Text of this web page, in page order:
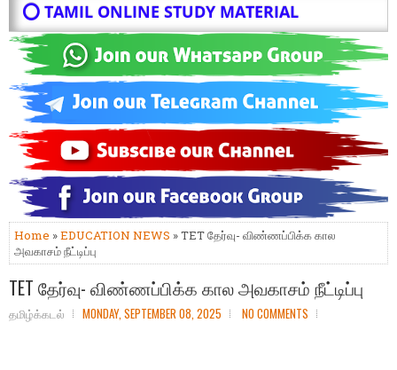
⭕ TAMIL ONLINE STUDY MATERIAL
Home »EDUCATION NEWS » TET தேர்வு- விண்ணப்பிக்க கால
அவகாசம் நீட்டிப்பு
TET தேர்வு- விண்ணப்பிக்க கால அவகாசம் நீட்டிப்பு
தமிழ்க்கடல் MONDAY, SEPTEMBER 08, 2025 NO COMMENTS